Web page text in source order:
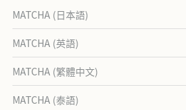
MATCHA (日本語)
MATCHA (英語)
MATCHA (繁體中文)
MATCHA (泰語)